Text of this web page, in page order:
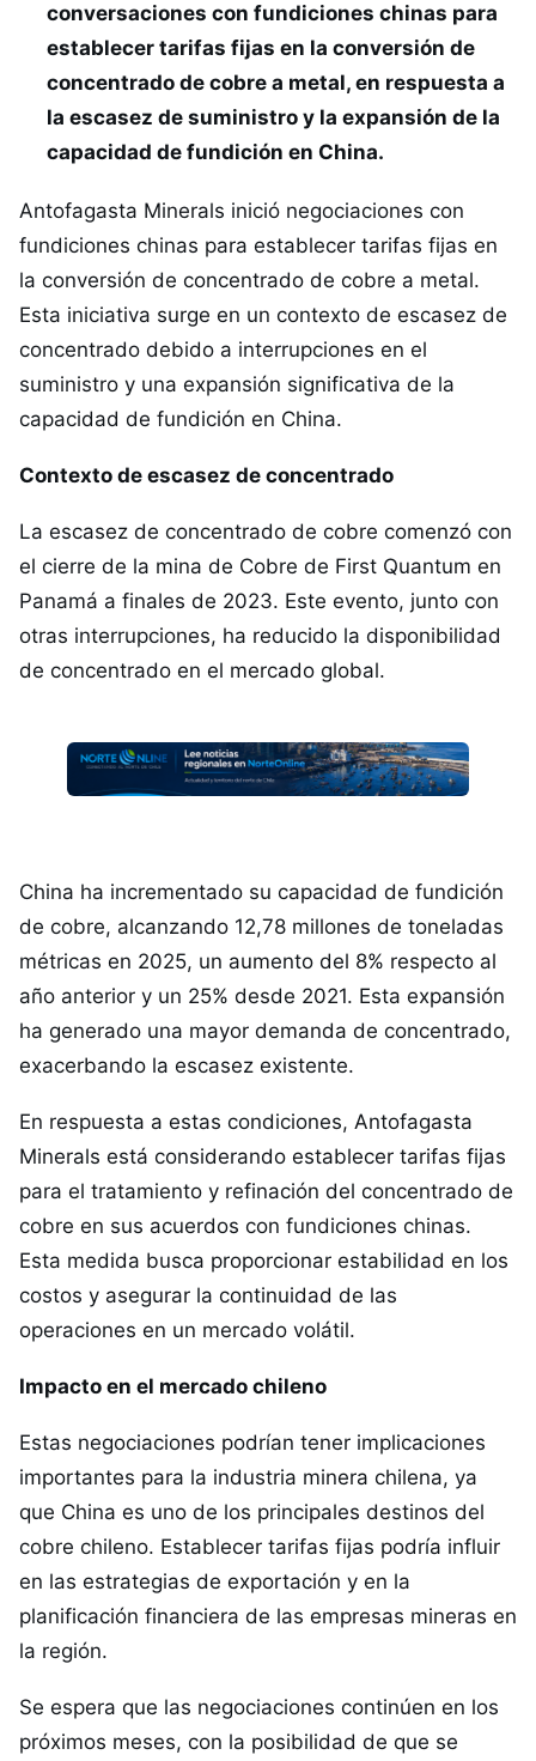
conversaciones con fundiciones chinas para
establecer tarifas fijas en la conversión de
concentrado de cobre a metal, en respuesta a
la escasez de suministro y la expansión de la
capacidad de fundición en China.
Antofagasta Minerals inició negociaciones con
fundiciones chinas para establecer tarifas fijas en
la conversión de concentrado de cobre a metal.
Esta iniciativa surge en un contexto de escasez de
concentrado debido a interrupciones en el
suministro y una expansión significativa de la
capacidad de fundición en China.
Contexto de escasez de concentrado
La escasez de concentrado de cobre comenzó con
el cierre de la mina de Cobre de First Quantum en
Panamá a finales de 2023. Este evento, junto con
otras interrupciones, ha reducido la disponibilidad
de concentrado en el mercado global.
China ha incrementado su capacidad de fundición
de cobre, alcanzando 12,78 millones de toneladas
métricas en 2025, un aumento del 8% respecto al
año anterior y un 25% desde 2021. Esta expansión
ha generado una mayor demanda de concentrado,
exacerbando la escasez existente.
En respuesta a estas condiciones, Antofagasta
Minerals está considerando establecer tarifas fijas
para el tratamiento y refinación del concentrado de
cobre en sus acuerdos con fundiciones chinas.
Esta medida busca proporcionar estabilidad en los
costos y asegurar la continuidad de las
operaciones en un mercado volátil.
Impacto en el mercado chileno
Estas negociaciones podrían tener implicaciones
importantes para la industria minera chilena, ya
que China es uno de los principales destinos del
cobre chileno. Establecer tarifas fijas podría influir
en las estrategias de exportación y en la
planificación financiera de las empresas mineras en
la región.
Se espera que las negociaciones continúen en los
próximos meses, con la posibilidad de que se